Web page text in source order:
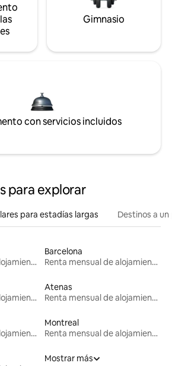
Gimnasio
con servicios incluidos
para explorar
para estadías largas Destinos a un
Renta mensual de alojamientos
Barcelona
Renta mensual de alojamientos
Renta mensual de alojamientos
Atenas
Renta mensual de alojamientos
Renta mensual de alojamientos
Montreal
Renta mensual de alojamientos
Mostrar más